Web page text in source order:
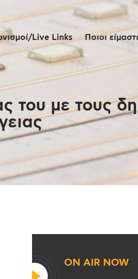
Live Links Ποιοι
του με τους
ON AIR NOW